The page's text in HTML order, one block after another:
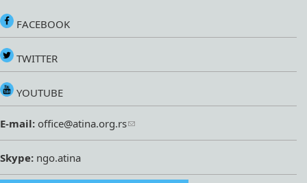
FACEBOOK
TWITTER
YOUTUBE
E-mail: office@atina.org.rs
Skype: ngo.atina